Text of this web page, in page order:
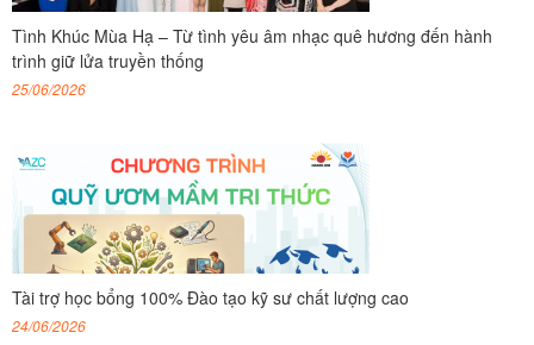
Tình Khúc Mùa Hạ – Từ tình yêu âm nhạc quê hương đến hành
trình giữ lửa truyền thống
25/06/2026
Tài trợ học bổng 100% Đào tạo kỹ sư chất lượng cao
24/06/2026